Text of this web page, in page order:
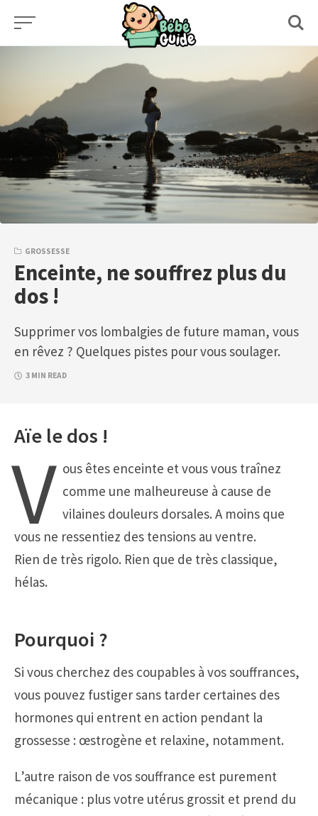
Skip
GROSSESSE
Enceinte, ne souffrez plus du
dos !
Supprimer vos lombalgies de future maman, vous
en rêvez ? Quelques pistes pour vous soulager.
3 MIN READ
Aïe le dos !
V ous êtes enceinte et vous vous traînez
comme une malheureuse à cause de
vilaines douleurs dorsales. A moins que
vous ne ressentiez des tensions au ventre.
Rien de très rigolo. Rien que de très classique,
hélas.
Pourquoi ?
Si vous cherchez des coupables à vos souffrances,
vous pouvez fustiger sans tarder certaines des
hormones qui entrent en action pendant la
grossesse : œstrogène et relaxine, notamment.
L’autre raison de vos souffrance est purement
mécanique : plus votre utérus grossit et prend du